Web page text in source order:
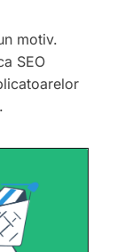
motiv.
SEO